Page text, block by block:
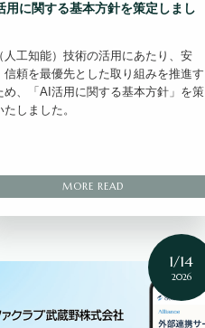
用に関する基本方針を策定しまし
人工知能）技術の活用にあたり、安
信頼を最優先とした取り組みを推進す
め、「AI活用に関する基本方針」を策
たしました。
1/14
2026